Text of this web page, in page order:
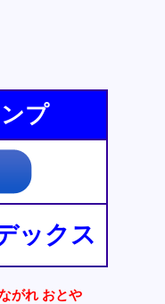
プ
ックス
がれ おとや